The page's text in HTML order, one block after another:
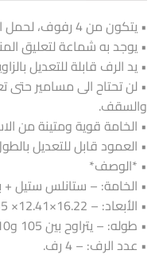
• يتكون من 4 رفوف، لحمل الكثير من الأغراض.
• يوجد به شماعة لتعليق
• يد الرف قابلة للتعديل
• لن تحتاح الى مسامير حتى
والسقف.
• الخامة قوية ومتينة من
• العمود قابل للتعديل
• *الوصف*
• الخامة: – ستانلس ستيل +
• الأبعاد: – 16.22×12.41× 4.35 سم.
• طوله: – يتراوح بين 105 و310 سم
• عدد الرف: – 4 رف.